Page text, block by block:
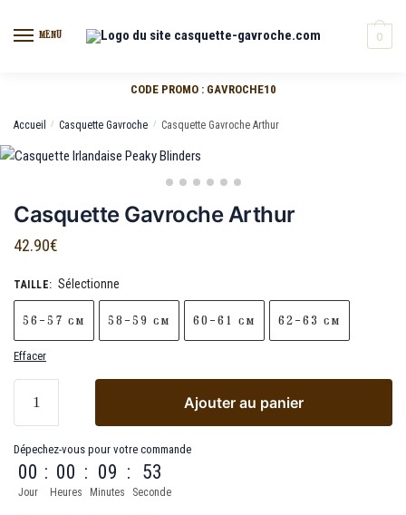
MENU 0
CODE PROMO : GAVROCHE10
Accueil / Casquette Gavroche / Casquette Gavroche Arthur
Casquette Gavroche Arthur
42.90€
TAILLE: Sélectionne
56-57 cm 58-59 cm 60-61 cm 62-63 cm
Effacer
Ajouter au panier
Dépechez-vous pour votre commande
00
Jour
: 00
Heures
: 09
Minutes
: 53
Seconde